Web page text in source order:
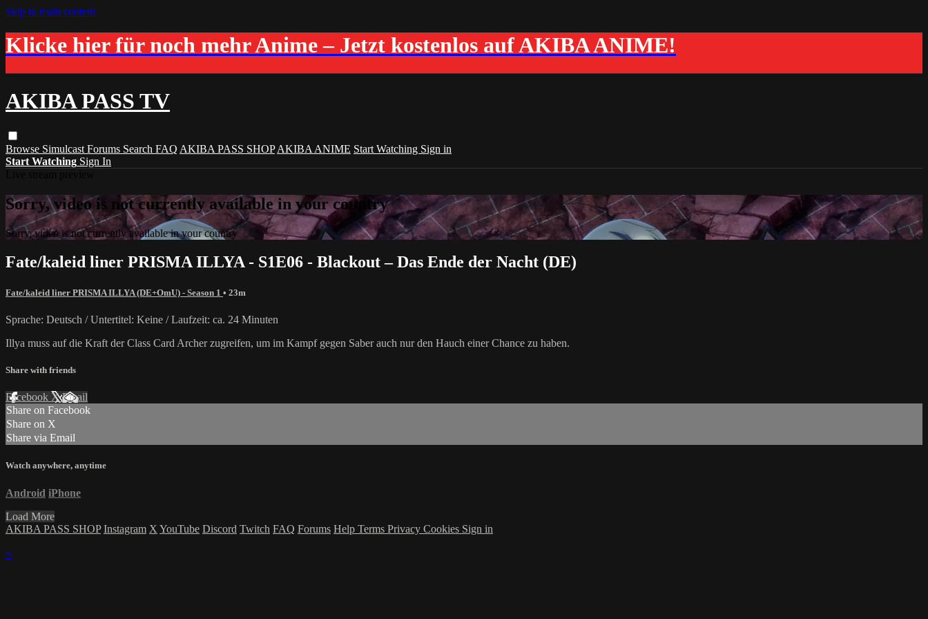
Skip to main content
Klicke hier für noch mehr Anime – Jetzt kostenlos auf AKIBA ANIME!
AKIBA PASS TV
Browse Simulcast Forums Search FAQ AKIBA PASS SHOP AKIBA ANIME Start Watching Sign in
Start Watching Sign In
Sorry, video is not currently available in your country
Sorry, video is not currently available in your country
Fate/kaleid liner PRISMA ILLYA - S1E06 - Blackout – Das Ende der Nacht (DE)
Fate/kaleid liner PRISMA ILLYA (DE+OmU) - Season 1 • 23m
Sprache: Deutsch / Untertitel: Keine / Laufzeit: ca. 24 Minuten
Illya muss auf die Kraft der Class Card Archer zugreifen, um im Kampf gegen Saber auch nur den Hauch einer Chance zu haben.
Share with friends
Facebook XEmail
Share on Facebook
Share on X
Share via Email
Watch anywhere, anytime
Android iPhone
Load More
AKIBA PASS SHOP Instagram X YouTube Discord Twitch FAQ Forums Help Terms Privacy Cookies Sign in
×